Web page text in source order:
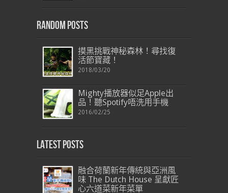
Random Posts
摸黑挑戰神秘森林！尋找復
活節寶藏！
2018/03/20
Mighty播放器似足Apple出
品！聽Spotify唔洗用手機
2016/02/25
Latest Posts
融合荷蘭新年傳統與亞洲風
味 The Dutch House 呈獻匠
心六道菜新年菜單